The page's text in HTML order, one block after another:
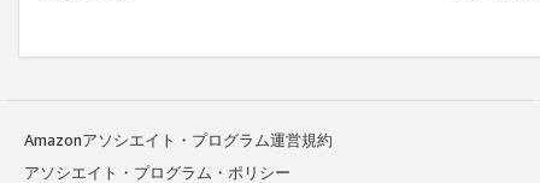
Amazonアソシエイト・プログラム運営規約
アソシエイト・プログラム・ポリシー